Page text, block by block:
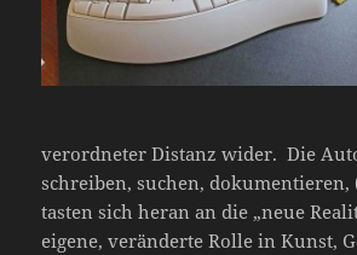
verordneter Distanz wider. Die
schreiben, suchen,
tasten sich heran an die „neue
eigene, veränderte Rolle in Kunst,